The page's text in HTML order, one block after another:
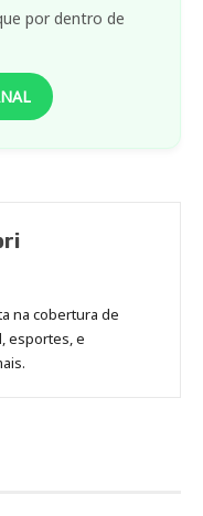
por dentro de
na cobertura de
esportes, e